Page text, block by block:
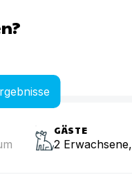
GÄSTE
2 Erwachsene,